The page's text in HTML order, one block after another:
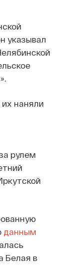
указывал
их наняли
рулем
данным
Белая в